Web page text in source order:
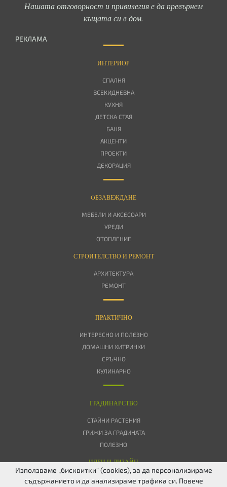
Нашата отговорност и привилегия е да превърнем
къщата си в дом.
РЕКЛАМА
ИНТЕРИОР
СПАЛНЯ
ВСЕКИДНЕВНА
КУХНЯ
ДЕТСКА СТАЯ
БАНЯ
АКЦЕНТИ
ПРОЕКТИ
ДЕКОРАЦИЯ
OБЗАВЕЖДАНЕ
МЕБЕЛИ И АКСЕСОАРИ
УРЕДИ
ОТОПЛЕНИЕ
СТРОИТЕЛСТВО И РЕМОНТ
АРХИТЕКТУРА
РЕМОНТ
ПРАКТИЧНО
ИНТЕРЕСНО И ПОЛЕЗНО
ДОМАШНИ ХИТРИНКИ
СРЪЧНО
КУЛИНАРНО
ГРАДИНАРСТВО
СТАЙНИ РАСТЕНИЯ
ГРИЖИ ЗА ГРАДИНАТА
ПОЛЕЗНО
ИДЕИ И ДИЗАЙН
Използваме „бисквитки“ (cookies), за да персонализираме
съдържанието и да анализираме трафика си. Повече